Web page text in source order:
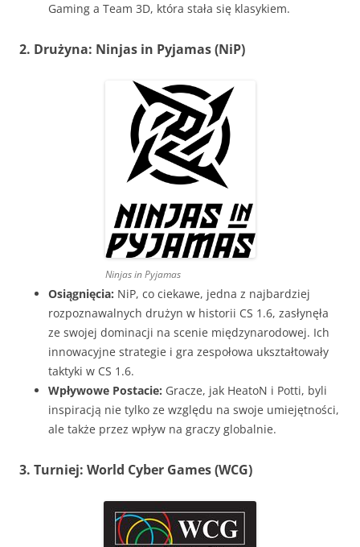
Gaming a Team 3D, która stała się klasykiem.
2. Drużyna: Ninjas in Pyjamas (NiP)
Ninjas in Pyjamas
Osiągnięcia: NiP, co ciekawe, jedna z najbardziej
rozpoznawalnych drużyn w historii CS 1.6, zasłynęła
ze swojej dominacji na scenie międzynarodowej. Ich
innowacyjne strategie i gra zespołowa ukształtowały
taktyki w CS 1.6.
Wpływowe Postacie: Gracze, jak HeatoN i Potti, byli
inspiracją nie tylko ze względu na swoje umiejętności,
ale także przez wpływ na graczy globalnie.
3. Turniej: World Cyber Games (WCG)